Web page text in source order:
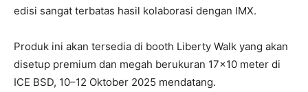
edisi sangat terbatas hasil kolaborasi dengan IMX.
Produk ini akan tersedia di booth Liberty Walk yang akan
disetup premium dan megah berukuran 17×10 meter di
ICE BSD, 10–12 Oktober 2025 mendatang.